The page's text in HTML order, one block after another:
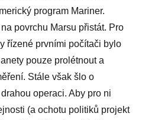
kopané
program Mariner.
povrchu Marsu přistát. Pro
řízené prvními počítači bylo
pouze prolétnout a
Stále však šlo o
operaci. Aby pro ni
(a ochotu politiků projekt